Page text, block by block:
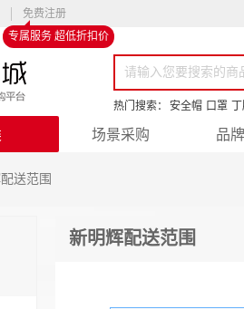
免费注册
专属服务 超低折扣价
热门搜索： 安全帽 口罩
场景采购 品
送范围
新明辉配送范围